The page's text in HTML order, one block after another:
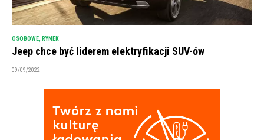
OSOBOWE RYNEK
Jeep chce być liderem elektryfikacji SUV-ów
09/09/2022